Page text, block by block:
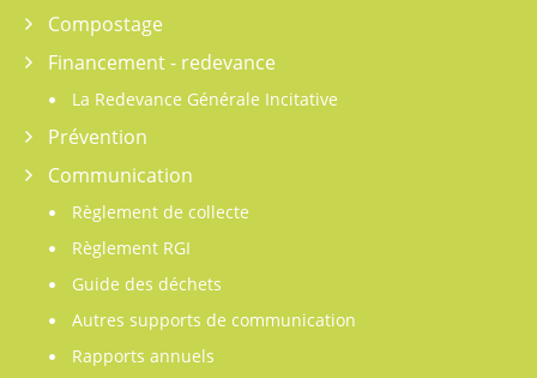
Compostage
Financement - redevance
La Redevance Générale Incitative
Prévention
Communication
Règlement de collecte
Règlement RGI
Guide des déchets
Autres supports de communication
Rapports annuels